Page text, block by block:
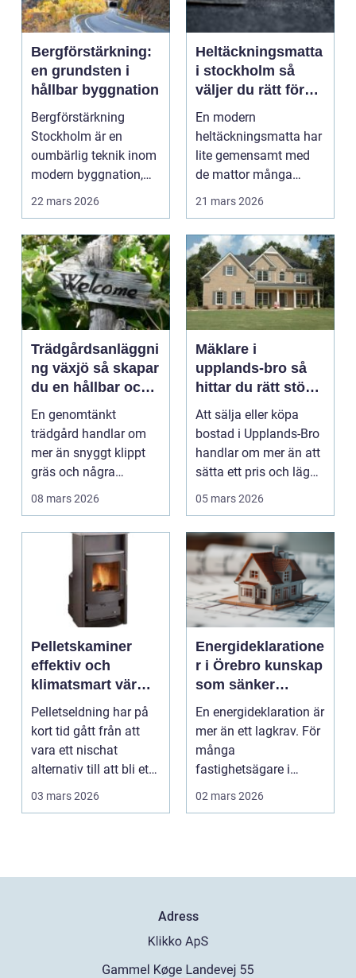
Bergförstärkning:
en grundsten i
hållbar byggnation
Bergförstärkning
Stockholm är en
oumbärlig teknik inom
modern byggnation,
sä...
22 mars 2026
Heltäckningsmatta
i stockholm så
väljer du rätt för
hem och kontor
En modern
heltäckningsmatta har
lite gemensamt med
de mattor många
minns från 70- och 80-
21 mars 2026
Trädgårdsanläggni
ng växjö så skapar
du en hållbar och
funktionell
trädgård
En genomtänkt
trädgård handlar om
mer än snyggt klippt
gräs och några
rabatter. I Växjö, med
08 mars 2026
Mäklare i
upplands-bro så
hittar du rätt stöd
för din
bostadsaffär
Att sälja eller köpa
bostad i Upplands-Bro
handlar om mer än att
sätta ett pris och lägga
ut en anno...
05 mars 2026
Pelletskaminer
effektiv och
klimatsmart värme
för moderna hem
Pelletseldning har på
kort tid gått från att
vara ett nischat
alternativ till att bli ett
självklart...
03 mars 2026
Energideklaratione
r i Örebro kunskap
som sänker
kostnader och
höjer värdet
En energideklaration är
mer än ett lagkrav. För
många
fastighetsägare i
Örebro blir
02 mars 2026
Adress